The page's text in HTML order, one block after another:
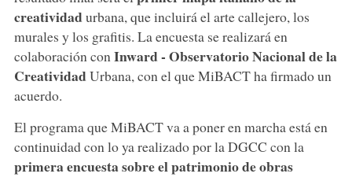
creatividadurbana, que incluirá el arte callejero, los
murales y los grafitis. La encuesta se realizará en
colaboración con Inward - Observatorio Nacional de la
CreatividadUrbana, con el que MiBACT ha firmado un
acuerdo.
El programa que MiBACT va a poner en marcha está en
continuidad con lo ya realizado por la DGCC con la
primera encuesta sobre el patrimonio de obras